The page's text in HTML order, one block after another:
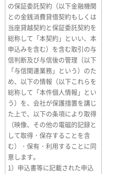
の保証委託契約（以下金融機関
との金銭消費貸借契約もしくは
当座貸越契約と保証委託契約を
総称して「本契約」といい、本
申込みを含む）を含む取引の与
信判断及び与信後の管理（以下
「与信関連業務」という）のた
め、以下の情報（以下これらを
総称して「本件個人情報」とい
う）を、会社が保護措置を講じ
た上で、以下の条項により取得
（映像、その他の電磁的記録と
して取得・保存することを含
む）・保有・利用することに同
意します。
1）申込書等に記載された申込